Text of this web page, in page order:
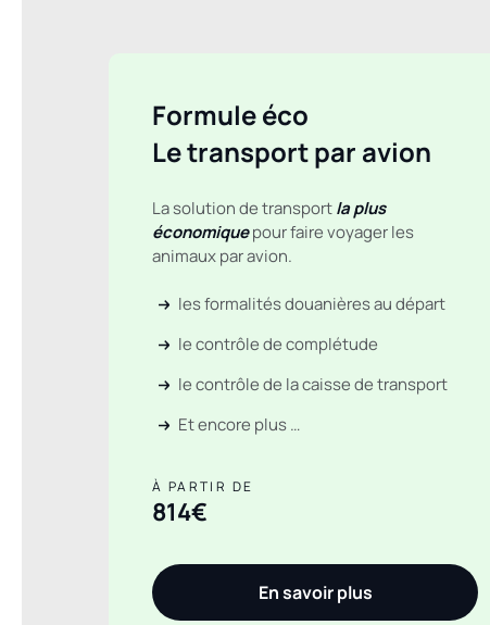
Formule éco
Le transport par avion
La solution de transportla plus
économiquepour faire voyager les
animaux par avion.
les formalités douanières au départ
le contrôle de complétude
le contrôle de la caisse de transport
Et encore plus …
À PARTIR DE
814€
En savoir plus